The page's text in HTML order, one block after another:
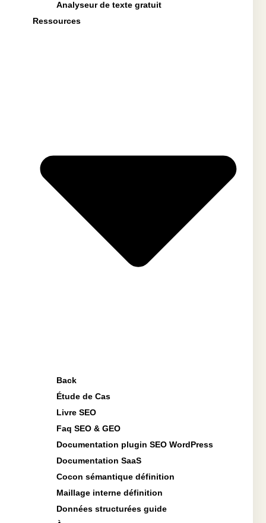
Analyseur de texte gratuit
Ressources
Back
Étude de Cas
Livre SEO
Faq SEO & GEO
Documentation plugin SEO WordPress
Documentation SaaS
Cocon sémantique définition
Maillage interne définition
Données structurées guide